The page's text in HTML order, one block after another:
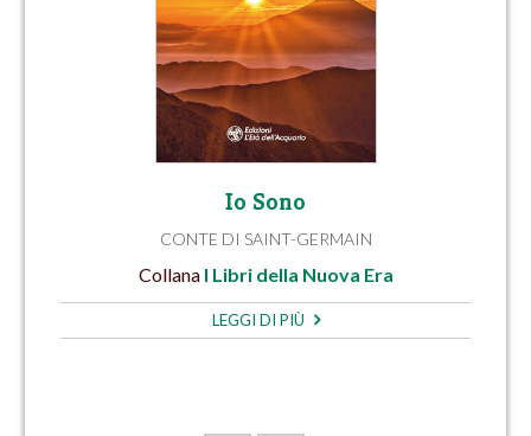
Io Sono
CONTE DI SAINT-GERMAIN
Collana I Libri della Nuova Era
LEGGI DI PIÙ